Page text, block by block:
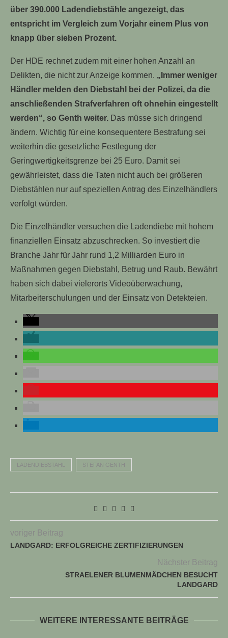
über 390.000 Ladendiebstähle angezeigt, das
entspricht im Vergleich zum Vorjahr einem Plus von
knapp über sieben Prozent.
Der HDE rechnet zudem mit einer hohen Anzahl an
Delikten, die nicht zur Anzeige kommen. „Immer weniger
Händler melden den Diebstahl bei der Polizei, da die
anschließenden Strafverfahren oft ohnehin eingestellt
werden“, so Genth weiter. Das müsse sich dringend
ändern. Wichtig für eine konsequentere Bestrafung sei
weiterhin die gesetzliche Festlegung der
Geringwertigkeitsgrenze bei 25 Euro. Damit sei
gewährleistet, dass die Taten nicht auch bei größeren
Diebstählen nur auf speziellen Antrag des Einzelhändlers
verfolgt würden.
Die Einzelhändler versuchen die Ladendiebe mit hohem
finanziellen Einsatz abzuschrecken. So investiert die
Branche Jahr für Jahr rund 1,2 Milliarden Euro in
Maßnahmen gegen Diebstahl, Betrug und Raub. Bewährt
haben sich dabei vielerorts Videoüberwachung,
Mitarbeiterschulungen und der Einsatz von Detekteien.
LADENDIEBSTAHL STEFAN GENTH
voriger Beitrag
LANDGARD: ERFOLGREICHE ZERTIFIZIERUNGEN
Nächster Beitrag
STRAELENER BLUMENMÄDCHEN BESUCHT
LANDGARD
WEITERE INTERESSANTE BEITRÄGE